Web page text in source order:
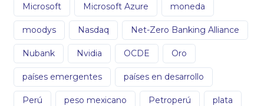
Microsoft Microsoft Azure moneda
moodys Nasdaq Net-Zero Banking Alliance
Nubank Nvidia OCDE Oro
países emergentes países en desarrollo
Perú peso mexicano Petroperú plata